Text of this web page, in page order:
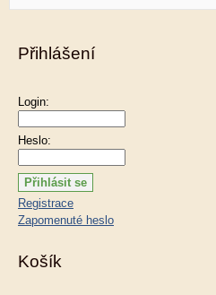
Přihlášení
Login:
Heslo:
Registrace
Zapomenuté heslo
Košík